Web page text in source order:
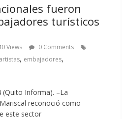
fueron
turísticos
Views
0 Comments
artistas, embajadores,
Informa). –La
reconoció como
este sector